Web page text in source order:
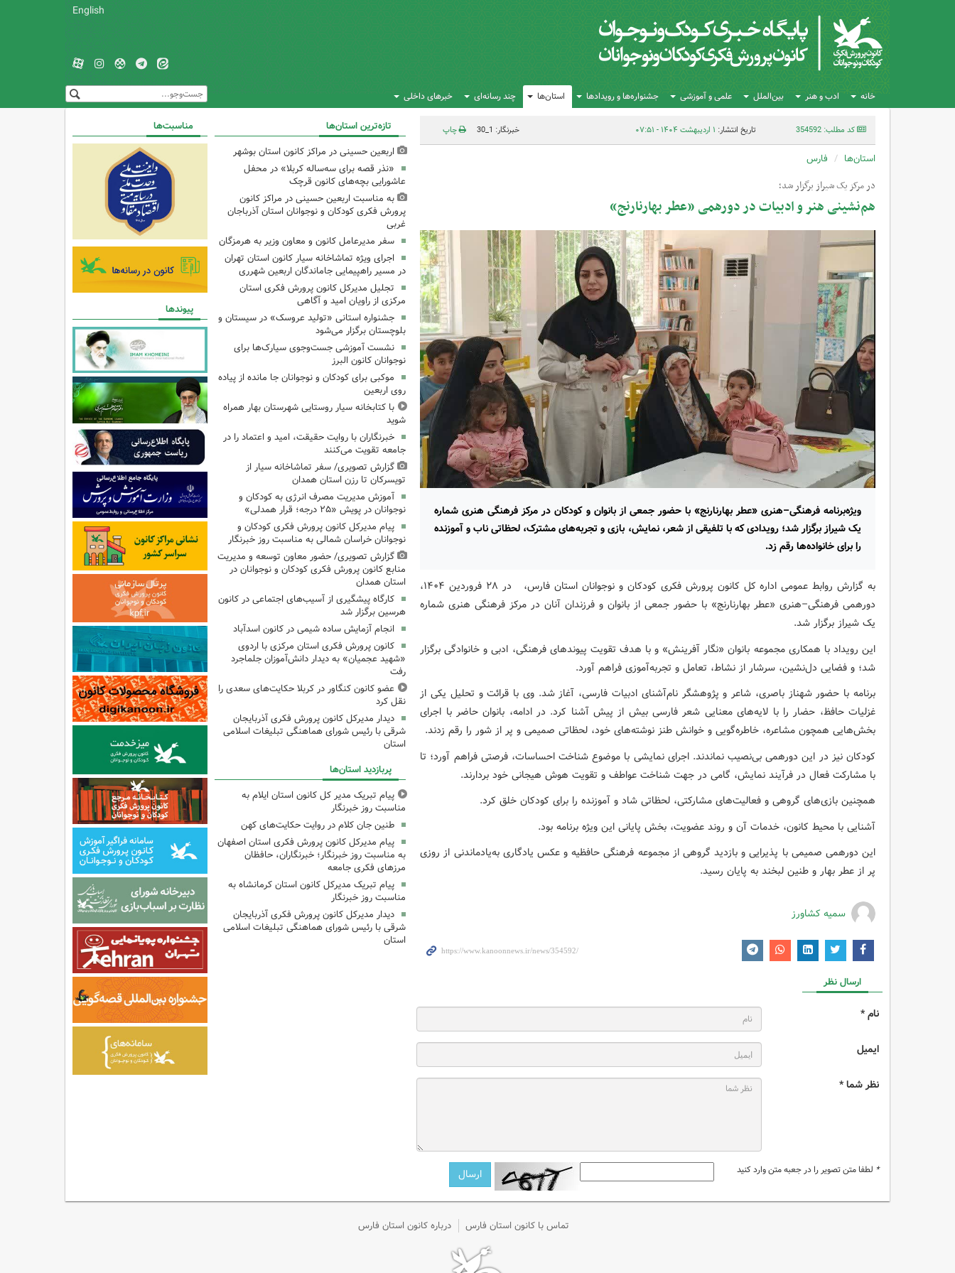
English
خانه ادب و هنر بین‌الملل علمی و آموزشی جشنواره‌ها و رویدادها استان‌ها چند رسانه‌ای خبرهای داخلی
کد مطلب: 354592 تاریخ انتشار: ۱ اردیبهشت ۱۴۰۴ - ۰۷:۵۱ خبرنگار: 1_30 چاپ
استان‌ها فارس
در مرکز یک شیراز برگزار شد؛
هم‌نشینی هنر و ادبیات در دورهمی «عطر بهارنارنج»
ویژه‌برنامه فرهنگی–هنری «عطر بهارنارنج» با حضور جمعی از بانوان و کودکان در مرکز فرهنگی هنری شماره
یک شیراز برگزار شد؛ رویدادی که با تلفیقی از شعر، نمایش، بازی و تجربه‌های مشترک، لحظاتی ناب و آموزنده
را برای خانواده‌ها رقم زد.
به گزارش روابط عمومی اداره کل کانون پرورش فکری کودکان و نوجوانان استان فارس، در ۲۸ فروردین‌ ۱۴۰۴،
دورهمی فرهنگی–هنری «عطر بهارنارنج» با حضور جمعی از بانوان و فرزندان آنان در مرکز فرهنگی هنری شماره
یک شیراز برگزار شد.
این رویداد با همکاری مجموعه بانوان «نگار آفرینش» و با هدف تقویت پیوندهای فرهنگی، ادبی و خانوادگی برگزار
شد؛ و فضایی دل‌نشین، سرشار از نشاط، تعامل و تجربه‌آموزی فراهم آورد.
برنامه با حضور شهناز باصری، شاعر و پژوهشگر نام‌آشنای ادبیات فارسی، آغاز شد. وی با قرائت و تحلیل یکی از
غزلیات حافظ، حضار را با لایه‌های معنایی شعر فارسی بیش از پیش آشنا کرد. در ادامه، بانوان حاضر با اجرای
بخش‌هایی همچون مشاعره، خاطره‌گویی و خوانش طنز نوشته‌های خود، لحظاتی صمیمی و پر از شور را رقم زدند.
کودکان نیز در این دورهمی بی‌نصیب نماندند. اجرای نمایشی با موضوع شناخت احساسات، فرصتی فراهم آورد؛ تا
با مشارکت فعال در فرآیند نمایش، گامی در جهت شناخت عواطف و تقویت هوش هیجانی خود بردارند.
همچنین بازی‌های گروهی و فعالیت‌های مشارکتی، لحظاتی شاد و آموزنده را برای کودکان خلق کرد.
آشنایی با محیط کانون، خدمات آن و روند عضویت، بخش پایانی این ویژه برنامه بود.
این دورهمی صمیمی با پذیرایی و بازدید گروهی از مجموعه فرهنگی حافظیه و عکس یادگاری به‌یادماندنی از روزی
پر از عطر بهار و طنین لبخند به پایان رسید.
سمیه کشاورز
ارسال نظر
نام *
ایمیل
نظر شما *
* لطفا متن تصویر را در جعبه متن وارد کنید
تازه‌ترین استان‌ها
اربعین حسینی در مراکز کانون استان بوشهر
«نذر قصه برای سه‌ساله کربلا» در محفل
عاشورایی بچه‌های کانون قرچک
به مناسبت اربعین حسینی در مراکز کانون
پرورش فکری کودکان و نوجوانان استان آذرباجان
غربی
سفر مدیرعامل کانون و معاون وزیر به هرمزگان
اجرای ویژه تماشاخانه سیار کانون استان تهران
در مسیر راهپیمایی جاماندگان اربعین شهرری
تجلیل مدیرکل کانون پرورش فکری استان
مرکزی از راویان امید و آگاهی
جشنواره استانی «تولید عروسک» در سیستان و
بلوچستان برگزار می‌شود
نشست آموزشی جست‌وجوی سیارک‌ها برای
نوجوانان کانون البرز
موکبی برای کودکان و نوجوانان جا مانده از پیاده
روی اربعین
با کتابخانه سیار روستایی شهرستان بهار همراه
شوید
خبرنگاران با روایت حقیقت، امید و اعتماد را در
جامعه تقویت می‌کنند
گزارش تصویری/ سفر تماشاخانه سیار از
تویسرکان تا رزن استان همدان
آموزش مدیریت مصرف انرژی به کودکان و
نوجوانان در پویش «۲۵ درجه؛ قرار همدلی»
پیام مدیرکل کانون پرورش فکری کودکان و
نوجوانان خراسان شمالی به مناسبت روز خبرنگار
گزارش تصویری/ حضور معاون توسعه و مدیریت
منابع کانون پرورش فکری کودکان و نوجوانان در
استان همدان
کارگاه پیشگیری از آسیب‌های اجتماعی در کانون
هرسین برگزار شد
انجام آزمایش ساده شیمی در کانون اسدآباد
کانون پرورش فکری استان مرکزی با اردوی
«شهید عجمیان» به دیدار دانش‌آموزان جلماجرد
رفت
عضو کانون کنگاور در کربلا حکایت‌های سعدی را
نقل کرد
دیدار مدیرکل کانون پرورش فکری آذربایجان
شرقی با رئیس شورای هماهنگی تبلیغات اسلامی
استان
پربازدید استان‌ها
پیام تبریک مدیر کل کانون استان ایلام به
مناسبت روز خبرنگار
طنین جان کلام در روایت حکایت‌های کهن
پیام مدیرکل کانون پرورش فکری استان اصفهان
به مناسبت روز خبرنگار؛ خبرنگاران، حافظان
مرزهای فکری جامعه
پیام تبریک مدیرکل کانون استان کرمانشاه به
مناسبت روز خبرنگار
دیدار مدیرکل کانون پرورش فکری آذربایجان
شرقی با رئیس شورای هماهنگی تبلیغات اسلامی
استان
مناسبت‌ها
پیوندها
تماس با کانون استان فارس درباره کانون استان فارس